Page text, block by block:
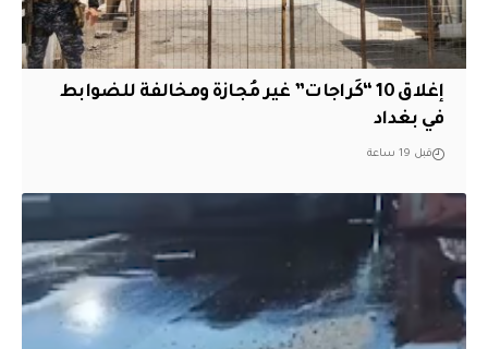
إغلاق 10 “كَراجات” غير مُجازة ومخالفة للضوابط
في بغداد
قبل 19 ساعة